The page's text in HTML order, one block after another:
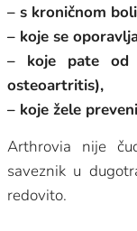
– s kroničnom
– koje se
– koje pate od
osteoartritis),
– koje žele
Arthrovia nije
saveznik u
redovito.